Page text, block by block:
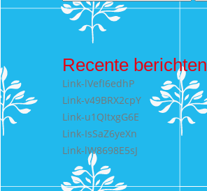
naar:
Recente berichten
Link-lVefI6edhP
Link-v49BRX2cpY
Link-u1QItxgG6E
Link-IsSaZ6yeXn
Link-lW8698E5sJ